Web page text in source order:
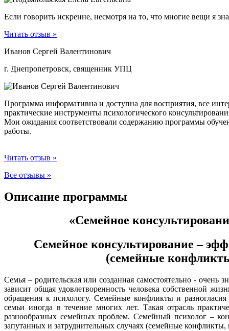
Если говорить искренне, несмотря на то, что многие вещи я
Читать отзыв »
Иванов Сергей Валентинович
г. Днепропетровск, священник УПЦ
Программа информативна и доступна для восприятия, все
практические инструменты психологического
Мои ожидания соответствовали содержанию программы
работы.
Читать отзыв »
Все отзывы »
Описание программы
«Семейное
Семейное консультирование –
(семейные
Семья – родительская или созданная самостоятельно -
зависит общая удовлетворенность человека собственной
обращения к психологу. Семейные конфликты и
семьи иногда в течение многих лет. Такая отрасль
разнообразных семейных проблем. Семейный психолог –
запутанных и затруднительных случаях (семейные конфликты,